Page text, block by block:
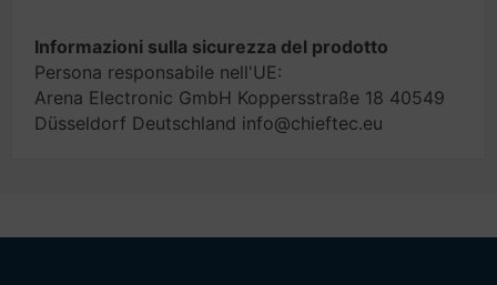
Informazioni sulla sicurezza del prodotto
Persona responsabile nell'UE:
Arena Electronic GmbH Koppersstraße 18 40549
Düsseldorf Deutschland info@chieftec.eu